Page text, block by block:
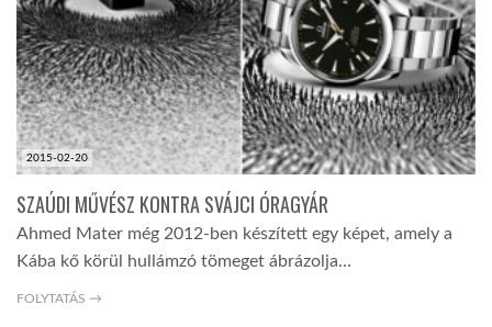
2015-02-20
SZAÚDI MŰVÉSZ KONTRA SVÁJCI ÓRAGYÁR
Ahmed Mater még 2012-ben készített egy képet, amely a
Kába kő körül hullámzó tömeget ábrázolja…
FOLYTATÁS →